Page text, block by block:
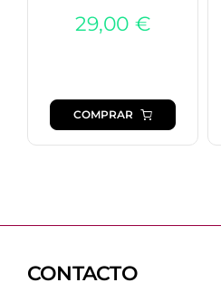
29,00 €
COMPRAR
CONTACTO